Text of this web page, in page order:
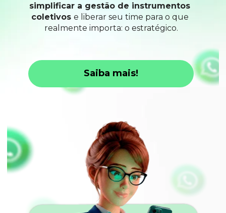
simplificar a gestão de instrumentos
coletivos e liberar seu time para o que
realmente importa: o estratégico.
Saiba mais!